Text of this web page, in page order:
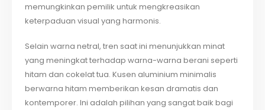
memungkinkan pemilik untuk mengkreasikan
keterpaduan visual yang harmonis.
Selain warna netral, tren saat ini menunjukkan minat
yang meningkat terhadap warna-warna berani seperti
hitam dan cokelat tua. Kusen aluminium minimalis
berwarna hitam memberikan kesan dramatis dan
kontemporer. Ini adalah pilihan yang sangat baik bagi